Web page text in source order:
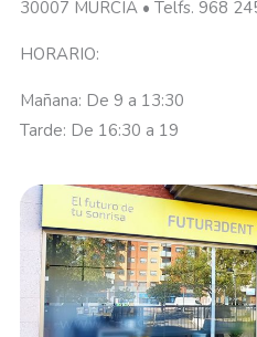
30007 MURCIA • Telfs. 968
HORARIO:
Mañana: De 9 a 13:30
Tarde: De 16:30 a 19